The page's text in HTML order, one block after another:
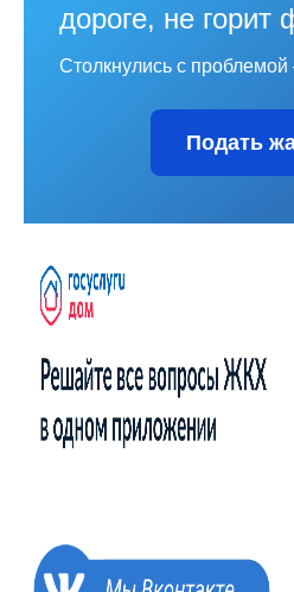
дороге, не горит
Столкнулись с
Подать